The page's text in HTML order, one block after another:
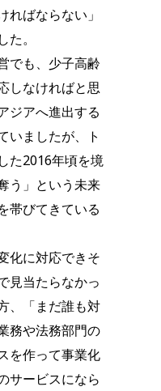
ればならない」
。
でも、少子高齢
しなければと思
ジアへ進出する
いましたが、ト
た2016年頃を境
う」という未来
帯びてきている
化に対応できそ
見当たらなかっ
、「まだ誰も対
務や法務部門の
を作って事業化
サービスになら